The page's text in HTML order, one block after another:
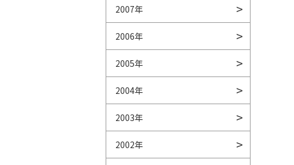
2007年
2006年
2005年
2004年
2003年
2002年